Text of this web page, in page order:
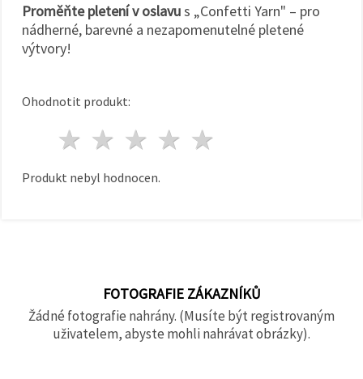
Proměňte pletení v oslavus „Confetti Yarn" – pro
nádherné, barevné a nezapomenutelné pletené
výtvory!
Ohodnotit produkt:
4 hvězdy
3 hvězdy
2 hvězdy
1 hvězda
Produkt nebyl hodnocen.
FOTOGRAFIE ZÁKAZNÍKŮ
Žádné fotografie nahrány. (Musíte být registrovaným
uživatelem, abyste mohli nahrávat obrázky).